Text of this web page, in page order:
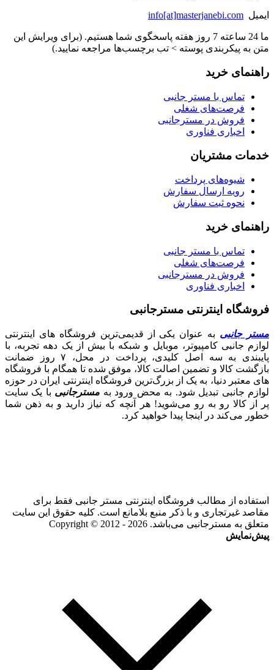
ایمیل info[at]masterjanebi.com
ما 24 ساعته 7 روز هفته پاسخگوی شما هستیم. (برای ویرایش این
متن به پیکربندی پوسته > تب برچسب‌ها مراجعه نمایید.)
راهنمای خرید
تماس با مستر جانبی
فرصت‌های شغلی
فروش در مسترجانبی
اخباری فناوری
خدمات مشتریان
شیوه‌های پرداخت
رویه ارسال سفارش
نحوه ثبت سفارش
راهنمای خرید
تماس با مستر جانبی
فرصت‌های شغلی
فروش در مسترجانبی
اخباری فناوری
فروشگاه اینترنتی مسترجانبی
مستر جانبی به عنوان یکی از قدیمی‌ترین فروشگاه های اینترنتی
لوازم جانبی کامپیوتر، موبایل و شبکه با بیش از یک دهه تجربه، با
پایبندی به سه اصل کلیدی، پرداخت در محل، ۷ روز ضمانت
بازگشت کالا و تضمین اصالت کالا، موفق شده تا همگام با فروشگاه‌
های معتبر دنیا، به یک از بزرگ‌ترین فروشگاه اینترنتی ایران در حوزه
لوازم جانبی تبدیل شود. به محض ورود به مسترجانبی با یک سایت
پر از کالا رو به رو می‌شوید! هر آنچه که نیاز دارید و به ذهن شما
خطور می‌کند در اینجا پیدا خواهید کرد.
استفاده از مطالب فروشگاه اینترنتی مستر جانبی فقط برای
مقاصد غیرتجاری و با ذکر منبع بلامانع است. کلیه حقوق این سایت
متعلق به مسترجانبی می‌باشد. Copyright © 2012 - 2026
پیش‌نمایش